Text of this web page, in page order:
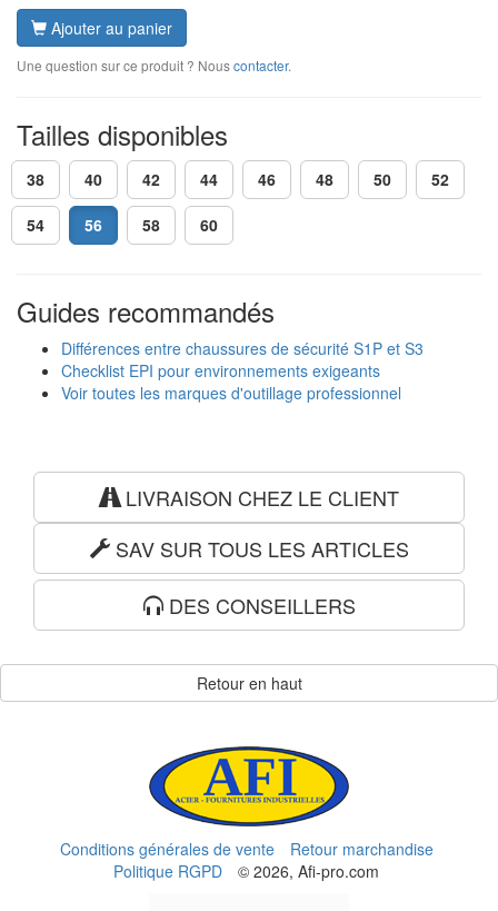
Ajouter au panier
Une question sur ce produit ? Nouscontacter.
Tailles disponibles
38 40 42 44 46 48 50 52
54 56 58 60
Guides recommandés
Différences entre chaussures de sécurité S1P et S3
Checklist EPI pour environnements exigeants
Voir toutes les marques d'outillage professionnel
LIVRAISON CHEZ LE CLIENT
SAV SUR TOUS LES ARTICLES
DES CONSEILLERS
Retour en haut
Conditions générales de vente
Retour marchandise
Politique RGPD
© 2026, Afi-pro.com